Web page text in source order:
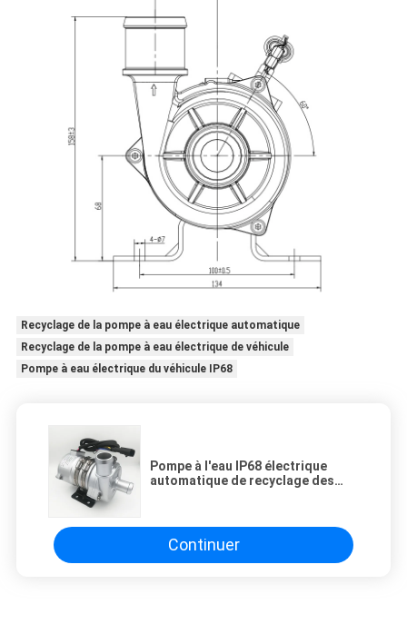
Recyclage de la pompe à eau électrique automatique
Recyclage de la pompe à eau électrique de véhicule
Pompe à eau électrique du véhicule IP68
Pompe à l'eau IP68 électrique
automatique de recyclage des
Continuer